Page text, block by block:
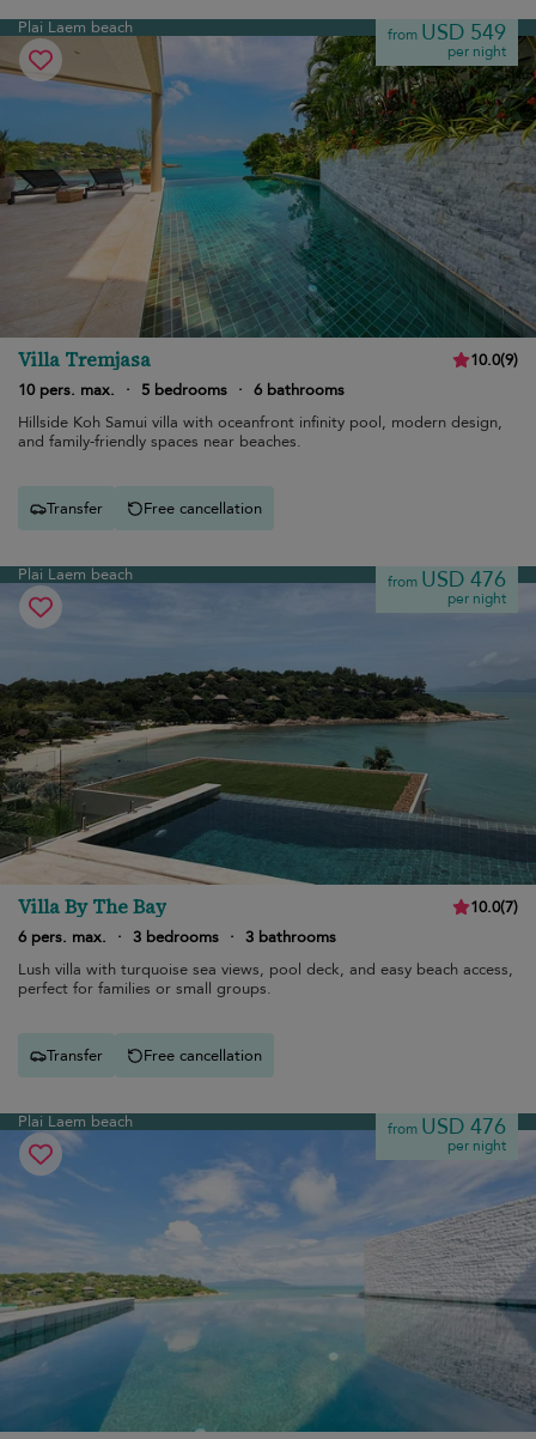
Plai Laem beach from USD 549
per night
Villa Tremjasa 10.0(9)
10 pers. max.
· 5 bedrooms · 6 bathrooms
Hillside Koh Samui villa with oceanfront infinity pool, modern design,
and family-friendly spaces near beaches.
Transfer Free cancellation
Plai Laem beach from USD 476
per night
Villa By The Bay 10.0(7)
6 pers. max.
· 3 bedrooms · 3 bathrooms
Lush villa with turquoise sea views, pool deck, and easy beach access,
perfect for families or small groups.
Transfer Free cancellation
Plai Laem beach from USD 476
per night